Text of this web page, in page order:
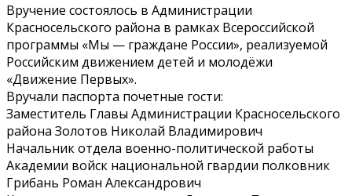
Вручение состоялось в Администрации
Красносельского района в рамках Всероссийской
программы «Мы — граждане России», реализуемой
Российским движением детей и молодёжи
«Движение Первых».
Вручали паспорта почетные гости:
Заместитель Главы Администрации Красносельского
района Золотов Николай Владимирович
Начальник отдела военно-политической работы
Академии войск национальной гвардии полковник
Грибань Роман Александрович